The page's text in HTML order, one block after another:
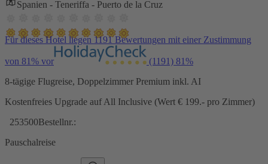
Spanien - Teneriffa - Puerto de la Cruz
Für dieses Hotel liegen 1191 Bewertungen mit einer Zustimmung
von 81% vor (1191) 81%
8-tägige Flugreise, Doppelzimmer Premium inkl. AI
Kostenfreies Upgrade auf All Inclusive (Wert € 199.- pro Zimmer)
253500Bestellnr.:
Pauschalreise